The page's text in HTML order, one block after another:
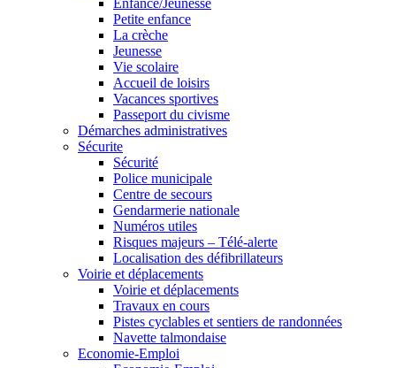
Enfance/Jeunesse
Petite enfance
La crèche
Jeunesse
Vie scolaire
Accueil de loisirs
Vacances sportives
Passeport du civisme
Démarches administratives
Sécurite
Sécurité
Police municipale
Centre de secours
Gendarmerie nationale
Numéros utiles
Risques majeurs – Télé-alerte
Localisation des défibrillateurs
Voirie et déplacements
Voirie et déplacements
Travaux en cours
Pistes cyclables et sentiers de randonnées
Navette talmondaise
Economie-Emploi